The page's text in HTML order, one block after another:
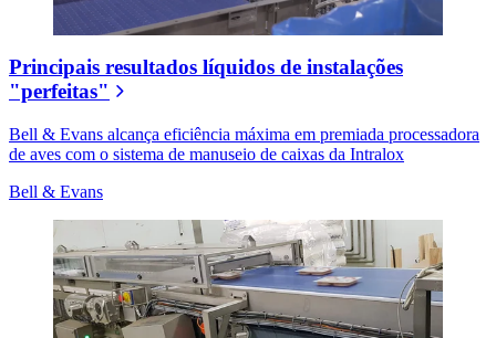
Principais resultados líquidos de instalações
"perfeitas"
Bell & Evans alcança eficiência máxima em premiada processadora
de aves com o sistema de manuseio de caixas da Intralox
Bell & Evans